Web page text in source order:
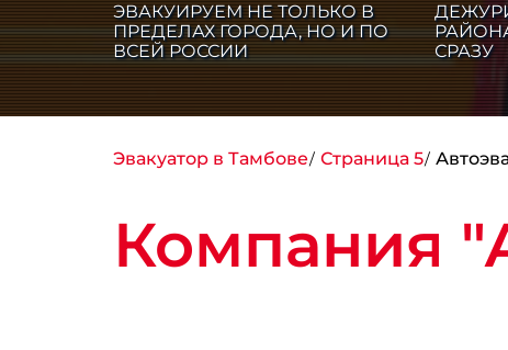
ЭВАКУИРУЕМ НЕ ТОЛЬКО В
ПРЕДЕЛАХ ГОРОДА, НО И ПО
ВСЕЙ РОССИИ
СРАЗУ
Эвакуатор в Тамбове Страница 5
Компания